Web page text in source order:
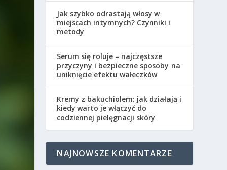
Jak szybko odrastają włosy w
miejscach intymnych? Czynniki i
metody
Serum się roluje – najczęstsze
przyczyny i bezpieczne sposoby na
uniknięcie efektu wałeczków
Kremy z bakuchiolem: jak działają i
kiedy warto je włączyć do
codziennej pielęgnacji skóry
NAJNOWSZE KOMENTARZE